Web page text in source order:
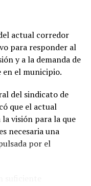
atendiendo las
sectores y
mejorar las
actual corredor
para responder al
y a la demanda de
en el municipio.
del sindicato de
que el actual
visión para la que
necesaria una
por el